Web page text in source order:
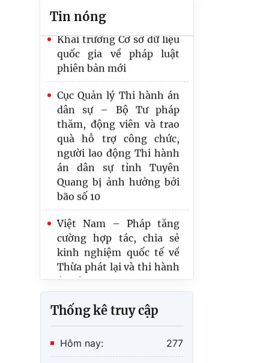
TỈNH NINH BÌNH TỔ
CHỨC HỘI NGHỊ SƠ KẾT
CÔNG TÁC 6 THÁNG ĐẦU
NĂM 2026
Việt Nam – Pháp tăng
cường hợp tác, chia sẻ
kinh nghiệm quốc tế về
Thừa phát lại và thi hành
án dân sự
Phòng THADS KV2, Ninh
Bình - THÔNG BÁO Kết
quả lựa chọn tổ chức
sản số 680/TB-
THADS.KV2 ngày
28/4/2026
Tin nóng
Khai trương Cơ sở dữ liệu
phiên bản mới
Cục Quản lý Thi hành án
dân sự – Bộ Tư pháp
thăm, động viên và trao
quà hỗ trợ công chức,
người lao động Thi hành
án dân sự tỉnh Tuyên
Quang bị ảnh hưởng bởi
bão số 10
Việt Nam – Pháp tăng
cường hợp tác, chia sẻ
kinh nghiệm quốc tế về
Thừa phát lại và thi hành
án dân sự
Thống kê truy cập
Hôm nay: 277